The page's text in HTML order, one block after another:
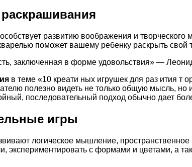
развитию воображения и творческого
поможет вашему ребенку раскрыть свой
заключенная в форме удовольствия» —
в теме «10 креати ных игрушек для раз ития т
полезно видеть не только общую мысль,
последовательный подход обычно дает
игры
логическое мышление,
экспериментировать с формами и цветами, а